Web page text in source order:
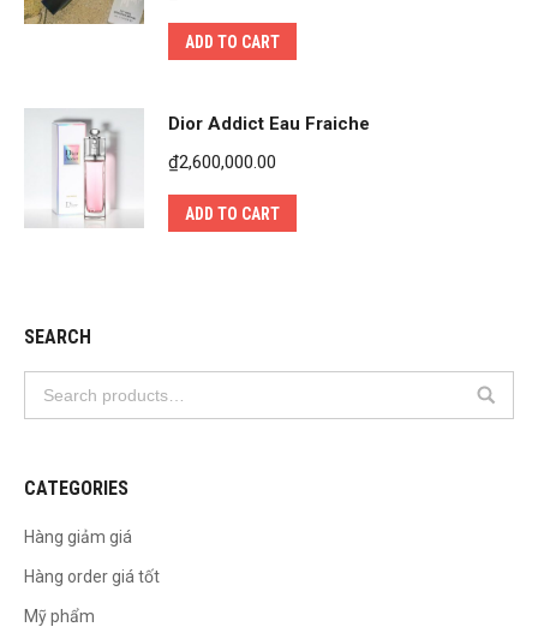
ADD TO CART
Dior Addict Eau Fraiche
₫2,600,000.00
ADD TO CART
SEARCH
CATEGORIES
Hàng giảm giá
Hàng order giá tốt
Mỹ phẩm